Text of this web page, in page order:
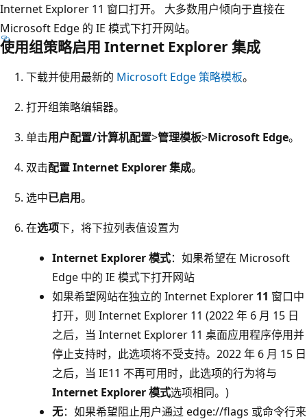
Internet Explorer 11 窗口打开。 大多数用户倾向于直接在
Microsoft Edge 的 IE 模式下打开网站。
使用组策略启用 Internet Explorer 集成
下载并使用最新的 Microsoft Edge 策略模板。
打开组策略编辑器。
单击用户配置/计算机配置>管理模板>Microsoft Edge。
双击配置 Internet Explorer 集成。
选中已启用。
在选项下，将下拉列表值设置为
Internet Explorer 模式：如果希望在 Microsoft
Edge 中的 IE 模式下打开网站
如果希望网站在独立的 Internet Explorer 11 窗口中
打开，则 Internet Explorer 11 (2022 年 6 月 15 日
之后，当 Internet Explorer 11 桌面应用程序停用并
停止支持时，此选项将不受支持。2022 年 6 月 15 日
之后，当 IE11 不再可用时，此选项的行为将与
Internet Explorer 模式选项相同。)
无：如果希望阻止用户通过 edge://flags 或命令行来